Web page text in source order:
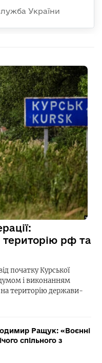
України
територію рф та
початку Курської
і виконанням
на територію держави-
Ращук: «Воєнні
спільного з